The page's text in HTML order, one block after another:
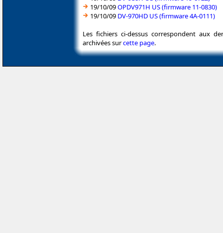
19/10/09OPDV971H US (firmware 11-0830)
19/10/09 DV-970HD US (firmware 4A-0111)
Les fichiers ci-dessus correspondent aux
archivées surcette page.